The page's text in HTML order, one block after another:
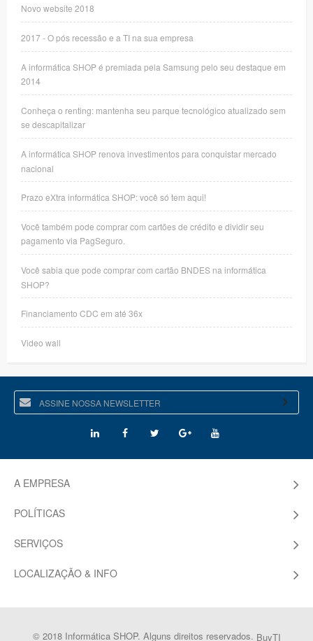
Novo website 2018
2017 - O pós recessão e a TI na sua empresa
A informática SHOP é premiada pela Samsung pelo seu destaque em
2014
Conheça o renting: mantenha seu parque tecnológico atualizado sem
se descapitalizar
A informática SHOP renova investimentos para conquistar mercado
nacional
Prazo eXtra informática SHOP: você só tem aqui!
Você também pode comprar com cartões de crédito e dividir seu
pagamento via PagSeguro.
Você sabia que pode comprar com cartão BNDES na informática
SHOP?
Financiamento CDC em até 36x
Video wall
A EMPRESA
POLÍTICAS
SERVIÇOS
LOCALIZAÇÃO & INFO
© 2018 Informática SHOP. Alguns direitos reservados. BuyTI